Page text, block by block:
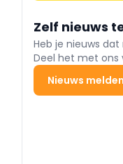
Zelf nieuws
Heb je nieuws
Deel het met ons
Nieuws melden